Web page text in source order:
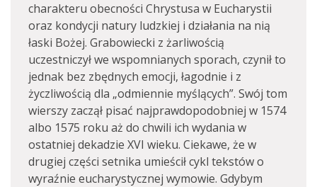
charakteru obecności Chrystusa w Eucharystii
oraz kondycji natury ludzkiej i działania na nią
łaski Bożej. Grabowiecki z żarliwością
uczestniczył we wspomnianych sporach, czynił to
jednak bez zbędnych emocji, łagodnie i z
życzliwością dla „odmiennie myślących”. Swój tom
wierszy zaczął pisać najprawdopodobniej w 1574
albo 1575 roku aż do chwili ich wydania w
ostatniej dekadzie XVI wieku. Ciekawe, że w
drugiej części setnika umieścił cykl tekstów o
wyraźnie eucharystycznej wymowie. Gdybym